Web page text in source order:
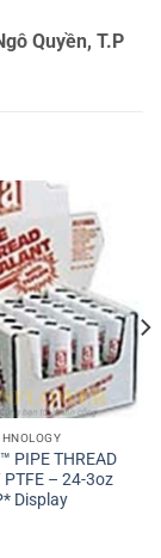
Quyền, T.P
PIPE THREAD
– 24-3oz
Display